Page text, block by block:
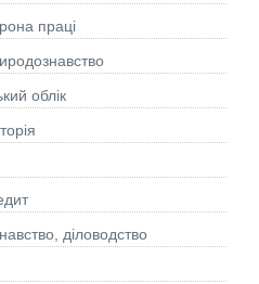
праці
облік
діловодство